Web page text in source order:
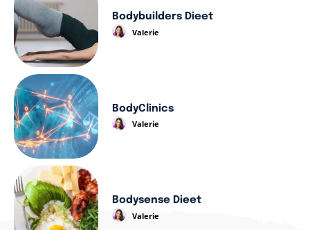
Bodybuilders Dieet
Valerie
BodyClinics
Valerie
Bodysense Dieet
Valerie